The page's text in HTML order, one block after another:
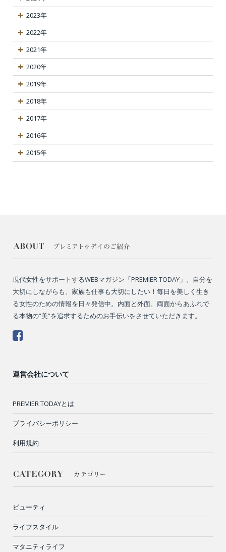
2023年
2022年
2021年
2020年
2019年
2018年
2017年
2016年
2015年
現代女性をサポートするWEBマガジン「PREMIER TODAY」。自分を
大切にしながらも、家族も仕事も大切にしたい！毎日を美しく生き
る女性のための情報を日々発信中。内面と外面、両面からあふれで
る本物の“美”を追求するためのお手伝いをさせていただきます。
運営会社について
PREMIER TODAYとは
プライバシーポリシー
利用規約
ビューティ
ライフスタイル
マタニティライフ